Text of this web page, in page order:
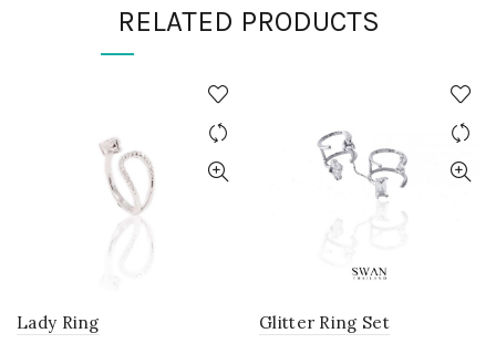
RELATED PRODUCTS
Lady Ring
Glitter Ring Set